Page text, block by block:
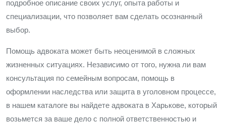
подробное описание своих услуг, опыта работы и
специализации, что позволяет вам сделать осознанный
выбор.
Помощь адвоката может быть неоценимой в сложных
жизненных ситуациях. Независимо от того, нужна ли вам
консультация по семейным вопросам, помощь в
оформлении наследства или защита в уголовном процессе,
в нашем каталоге вы найдете адвоката в Харькове, который
возьмется за ваше дело с полной ответственностью и